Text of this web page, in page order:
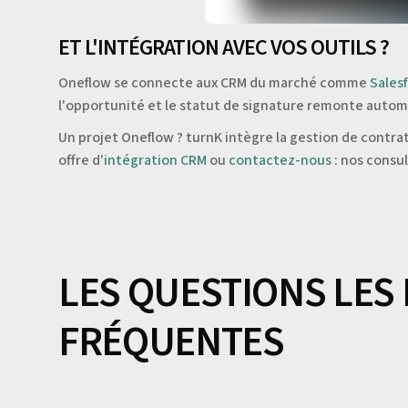
ET L'INTÉGRATION AVEC VOS OUTILS ?
Oneflow se connecte aux CRM du marché comme
l'opportunité et le statut de signature remonte
Un projet Oneflow ? turnK intègre la gestion de
offre d'intégration CRM ou contactez-nous: nos
LES QUESTIONS
FRÉQUENTES